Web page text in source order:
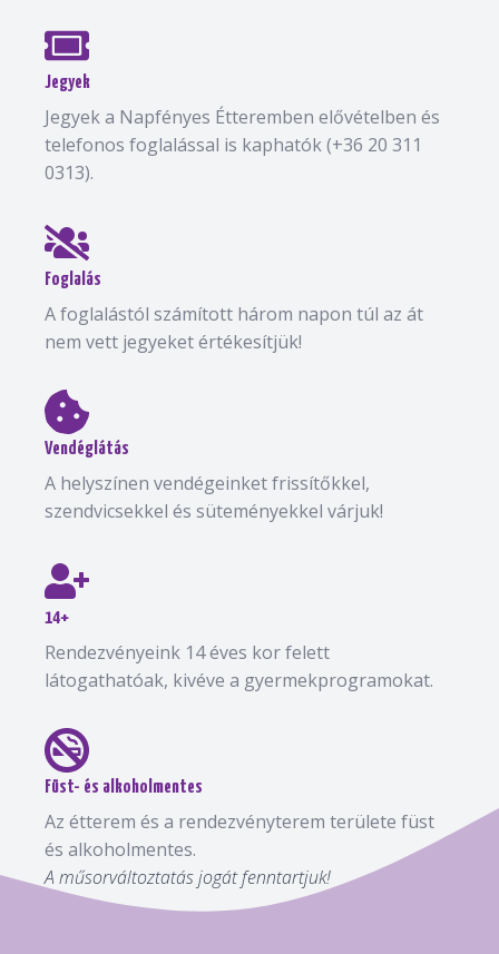
Jegyek
Jegyek a Napfényes Étteremben elővételben és
telefonos foglalással is kaphatók (+36 20 311
0313).
Foglalás
A foglalástól számított három napon túl az át
nem vett jegyeket értékesítjük!
Vendéglátás
A helyszínen vendégeinket frissítőkkel,
szendvicsekkel és süteményekkel várjuk!
14+
Rendezvényeink 14 éves kor felett
látogathatóak, kivéve a gyermekprogramokat.
Füst- és alkoholmentes
Az étterem és a rendezvényterem területe füst
és alkoholmentes.
A műsorváltoztatás jogát fenntartjuk!